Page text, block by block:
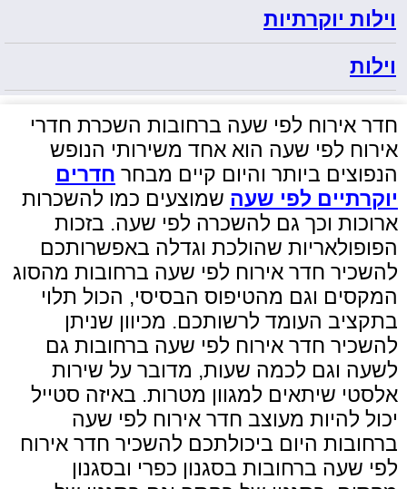
וילות יוקרתיות
וילות
חדר אירוח לפי שעה ברחובות השכרת חדרי
אירוח לפי שעה הוא אחד משירותי הנופש
הנפוצים ביותר והיום קיים מבחר חדרים
יוקרתיים לפי שעה שמוצעים כמו להשכרות
ארוכות וכך גם להשכרה לפי שעה. בזכות
הפופולאריות שהולכת וגדלה באפשרותכם
להשכיר חדר אירוח לפי שעה ברחובות מהסוג
המקסים וגם מהטיפוס הבסיסי, הכול תלוי
בתקציב העומד לרשותכם. מכיוון שניתן
להשכיר חדר אירוח לפי שעה ברחובות גם
לשעה וגם לכמה שעות, מדובר על שירות
אלסטי שיתאים למגוון מטרות. באיזה סטייל
יכול להיות מעוצב חדר אירוח לפי שעה
ברחובות היום ביכולתכם להשכיר חדר אירוח
לפי שעה ברחובות בסגנון כפרי ובסגנון